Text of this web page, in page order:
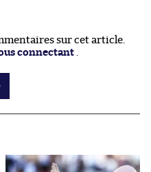
sur cet article.
connectant